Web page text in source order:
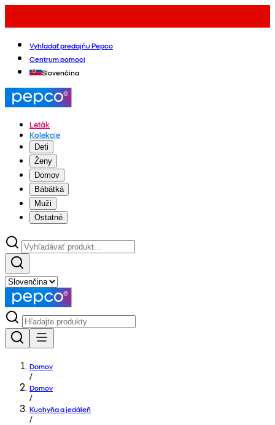
Vyhľadať predajňu Pepco
Centrum pomoci
Slovenčina
Leták
Kolekcie
Deti
Ženy
Domov
Bábätká
Muži
Ostatné
Domov
/
Domov
/
Kuchyňa a jedáleň
/